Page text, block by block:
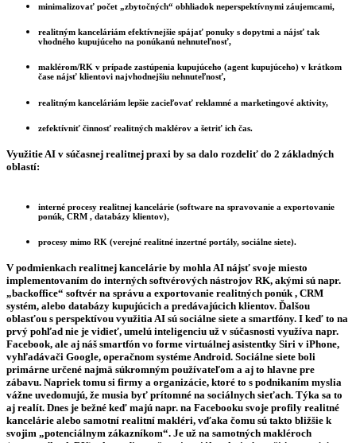
minimalizovať počet „zbytočných“ obhliadok neperspektívnymi záujemcami,
realitným kanceláriám efektívnejšie spájať ponuky s dopytmi a nájsť tak
vhodného kupujúceho na ponúkanú nehnuteľnosť,
maklérom/RK v prípade zastúpenia kupujúceho (agent kupujúceho) v krátkom
čase nájsť klientovi najvhodnejšiu nehnuteľnosť,
realitným kanceláriám lepšie zacieľovať reklamné a marketingové aktivity,
zefektívniť činnosť realitných maklérov a šetriť ich čas.
Využitie AI v súčasnej realitnej praxi by sa dalo rozdeliť do 2 základných
oblastí:
interné procesy realitnej kancelárie (software na spravovanie a exportovanie
ponúk, CRM , databázy klientov),
procesy mimo RK (verejné realitné inzertné portály, sociálne siete).
V podmienkach realitnej kancelárie by mohla AI nájsť svoje miesto
implementovaním do interných softvérových nástrojov RK, akými sú napr.
„backoffice“ softvér na správu a exportovanie realitných ponúk , CRM
systém, alebo databázy kupujúcich a predávajúcich klientov. Ďalšou
oblasťou s perspektívou využitia AI sú sociálne siete a smartfóny. I keď to na
prvý pohľad nie je vidieť, umelú inteligenciu už v súčasnosti využíva napr.
Facebook, ale aj náš smartfón vo forme virtuálnej asistentky Siri v iPhone,
vyhľadávači Google, operačnom systéme Android. Sociálne siete boli
primárne určené najmä súkromným používateľom a aj to hlavne pre
zábavu. Napriek tomu si firmy a organizácie, ktoré to s podnikaním myslia
vážne uvedomujú, že musia byť prítomné na sociálnych sieťach. Týka sa to
aj realít. Dnes je bežné keď majú napr. na Facebooku svoje profily realitné
kancelárie alebo samotní realitní makléri, vďaka čomu sú takto bližšie k
svojim „potenciálnym zákazníkom“. Je už na samotných makléroch